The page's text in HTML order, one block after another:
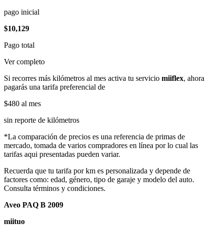
pago inicial
$10,129
Pago total
Ver completo
Si recorres más kilómetros al mes activa tu servicio miiflex, ahora
pagarás una tarifa preferencial de
$480 al mes
sin reporte de kilómetros
*La comparación de precios es una referencia de primas de
mercado, tomada de varios compradores en línea por lo cual las
tarifas aqui presentadas pueden variar.
Recuerda que tu tarifa por km es personalizada y depende de
factores como: edad, género, tipo de garaje y modelo del auto.
Consulta términos y condiciones.
Aveo PAQ B 2009
miituo